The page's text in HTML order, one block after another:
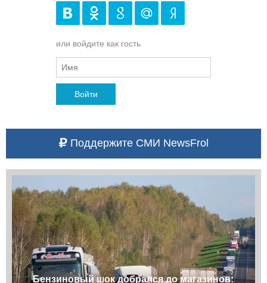
или войдите как гость
Войти
Поддержите СМИ NewsFrol
Бензиновый шок добрался до магазинов: